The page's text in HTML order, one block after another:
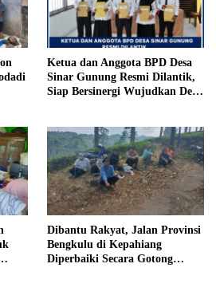
Ketua dan Anggota BPD Desa
Sinar Gunung Resmi Dilantik,
Siap Bersinergi Wujudkan Desa
Dibantu Rakyat, Jalan Provinsi
Bengkulu di Kepahiang
Diperbaiki Secara Gotong